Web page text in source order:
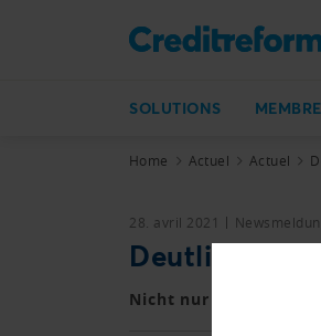
SOLUTIONS MEMBRE
Home Actuel Actuel
28. avril 2021
Deutlich
Nicht nur die Zahl